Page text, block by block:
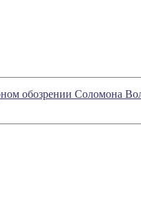
обозрении Соломона